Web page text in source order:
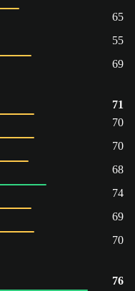
65
55
69
71
70
70
68
74
69
70
76